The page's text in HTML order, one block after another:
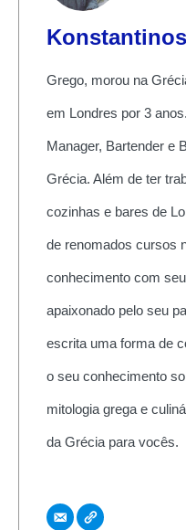
Grego, morou na
em Londres por 3
Manager, Bartender e
Grécia. Além de ter
cozinhas e bares de
de renomados cursos
conhecimento com
apaixonado pelo seu
escrita uma forma de
o seu conhecimento
mitologia grega e
da Grécia para vocês.